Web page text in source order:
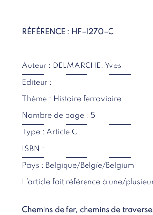
RÉFÉRENCE : HF–1270–C
Auteur : DELMARCHE, Yves
Editeur :
Thème : Histoire ferroviaire
Nombre de page : 5
Type : Article C
ISBN :
Pays : Belgique/Belgïe/Belgium
L’article fait référence à une/
Chemins de fer, chemins de